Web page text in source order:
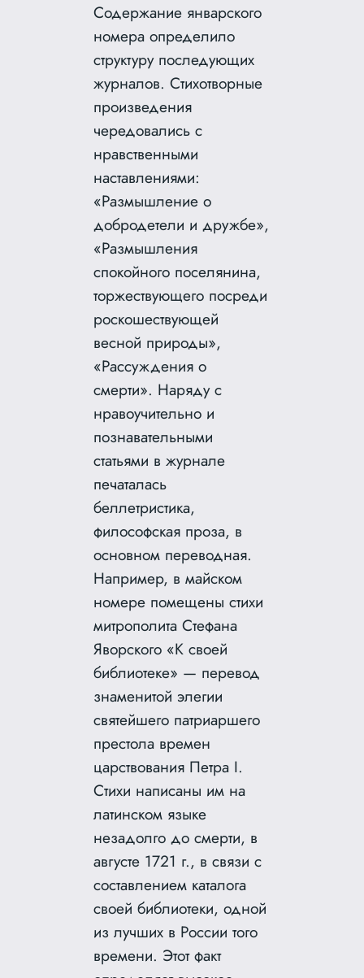
Содержание январского
номера определило
структуру последующих
журналов. Стихотворные
произведения
чередовались с
нравственными
наставлениями:
«Размышление о
добродетели и дружбе»,
«Размышления
спокойного поселянина,
торжествующего посреди
роскошествующей
весной природы»,
«Рассуждения о
смерти». Наряду с
нравоучительно и
познавательными
статьями в журнале
печаталась
беллетристика,
философская проза, в
основном переводная.
Например, в майском
номере помещены стихи
митрополита Стефана
Яворского «К своей
библиотеке» — перевод
знаменитой элегии
святейшего патриаршего
престола времен
царствования Петра I.
Стихи написаны им на
латинском языке
незадолго до смерти, в
августе 1721 г., в связи с
составлением каталога
своей библиотеки, одной
из лучших в России того
времени. Этот факт